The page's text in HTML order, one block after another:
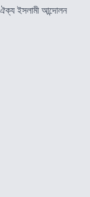
ইসলামী আন্দোলন